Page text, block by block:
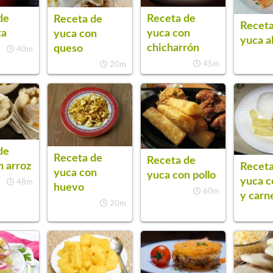
40m
Receta de
yuca con
queso
20m
Receta de
yuca con
chicharrón
45m
yuca
arroz
48m
Receta de
yuca con
huevo
20m
Receta de
yuca con pollo
60m
yuca
y